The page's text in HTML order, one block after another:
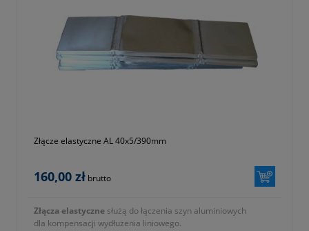
Złącze elastyczne AL 40x5/390mm
160,00 zł brutto
Złącza elastyczne służą do łączenia szyn aluminiowych
dla kompensacji wydłużenia liniowego.